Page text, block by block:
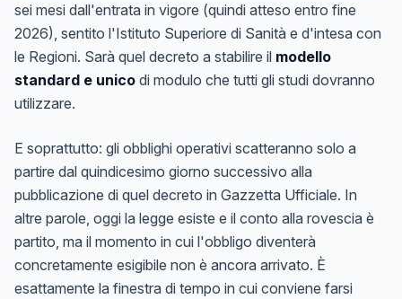
sei mesi dall'entrata in vigore (quindi atteso entro fine
2026), sentito l'Istituto Superiore di Sanità e d'intesa con
le Regioni. Sarà quel decreto a stabilire il modello
standard e unico di modulo che tutti gli studi dovranno
utilizzare.
E soprattutto: gli obblighi operativi scatteranno solo a
partire dal quindicesimo giorno successivo alla
pubblicazione di quel decreto in Gazzetta Ufficiale. In
altre parole, oggi la legge esiste e il conto alla rovescia è
partito, ma il momento in cui l'obbligo diventerà
concretamente esigibile non è ancora arrivato. È
esattamente la finestra di tempo in cui conviene farsi